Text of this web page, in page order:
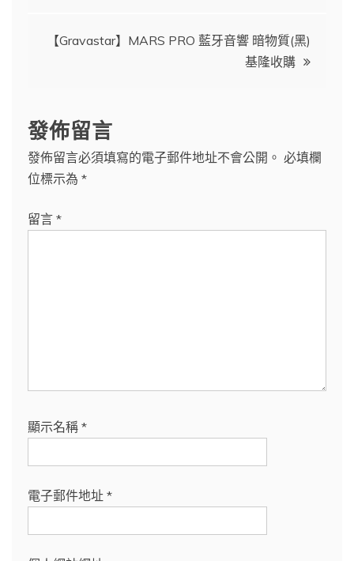
【Gravastar】MARS PRO 藍牙音響 暗物質(黑)
基隆收購
發佈留言
發佈留言必須填寫的電子郵件地址不會公開。 必填欄
位標示為 *
留言 *
顯示名稱 *
電子郵件地址 *